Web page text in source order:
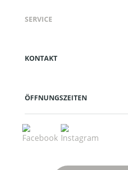
SERVICE
KONTAKT
ÖFFNUNGSZEITEN